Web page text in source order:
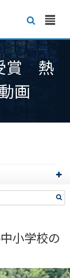
賞 熱
画
小学校の